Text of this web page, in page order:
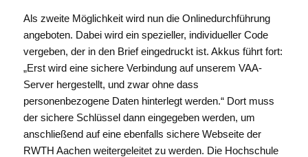
Als zweite Möglichkeit wird nun die Onlinedurchführung
angeboten. Dabei wird ein spezieller, individueller Code
vergeben, der in den Brief eingedruckt ist. Akkus führt fort:
„Erst wird eine sichere Verbindung auf unserem VAA-
Server hergestellt, und zwar ohne dass
personenbezogene Daten hinterlegt werden.“ Dort muss
der sichere Schlüssel dann eingegeben werden, um
anschließend auf eine ebenfalls sichere Webseite der
RWTH Aachen weitergeleitet zu werden. Die Hochschule